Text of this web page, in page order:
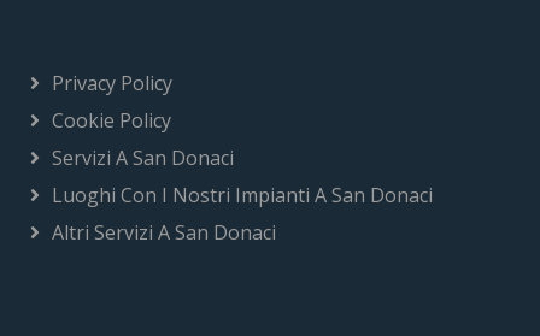
Privacy Policy
Cookie Policy
Servizi A San Donaci
Luoghi Con I Nostri Impianti A San Donaci
Altri Servizi A San Donaci